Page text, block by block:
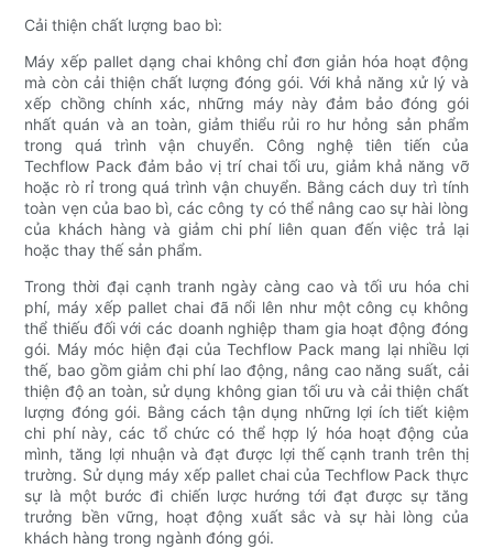
Cải thiện chất lượng bao bì:
Máy xếp pallet dạng chai không chỉ đơn giản hóa hoạt động
mà còn cải thiện chất lượng đóng gói. Với khả năng xử lý và
xếp chồng chính xác, những máy này đảm bảo đóng gói
nhất quán và an toàn, giảm thiểu rủi ro hư hỏng sản phẩm
trong quá trình vận chuyển. Công nghệ tiên tiến của
Techflow Pack đảm bảo vị trí chai tối ưu, giảm khả năng vỡ
hoặc rò rỉ trong quá trình vận chuyển. Bằng cách duy trì tính
toàn vẹn của bao bì, các công ty có thể nâng cao sự hài lòng
của khách hàng và giảm chi phí liên quan đến việc trả lại
hoặc thay thế sản phẩm.
Trong thời đại cạnh tranh ngày càng cao và tối ưu hóa chi
phí, máy xếp pallet chai đã nổi lên như một công cụ không
thể thiếu đối với các doanh nghiệp tham gia hoạt động đóng
gói. Máy móc hiện đại của Techflow Pack mang lại nhiều lợi
thế, bao gồm giảm chi phí lao động, nâng cao năng suất, cải
thiện độ an toàn, sử dụng không gian tối ưu và cải thiện chất
lượng đóng gói. Bằng cách tận dụng những lợi ích tiết kiệm
chi phí này, các tổ chức có thể hợp lý hóa hoạt động của
mình, tăng lợi nhuận và đạt được lợi thế cạnh tranh trên thị
trường. Sử dụng máy xếp pallet chai của Techflow Pack thực
sự là một bước đi chiến lược hướng tới đạt được sự tăng
trưởng bền vững, hoạt động xuất sắc và sự hài lòng của
khách hàng trong ngành đóng gói.